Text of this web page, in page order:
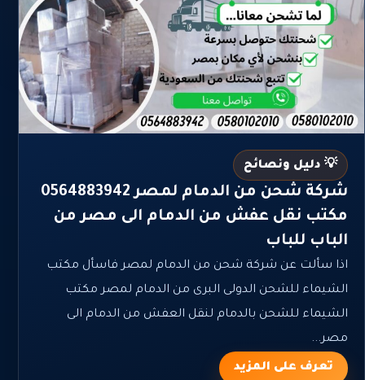
💡 دليل ونصائح
شركة شحن من الدمام لمصر 0564883942
مكتب نقل عفش من الدمام الى مصر من
الباب للباب
اذا سألت عن شركة شحن من الدمام لمصر فاسأل مكتب
الشيماء للشحن الدولى البرى من الدمام لمصر مكتب
الشيماء للشحن بالدمام لنقل العفش من الدمام الى
مصر...
تعرف على المزيد